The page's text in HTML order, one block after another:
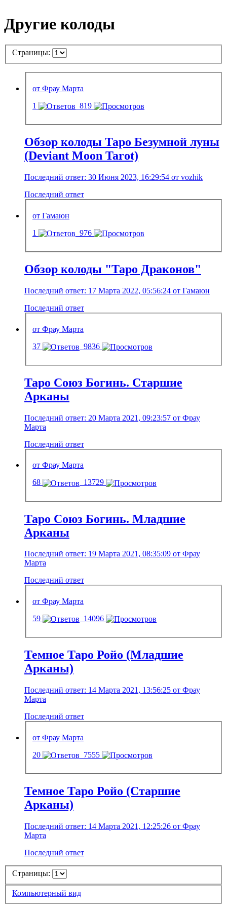
Другие колоды
Страницы:
от Фрау Марта
1
819
Обзор колоды Таро Безумной луны
(Deviant Moon Tarot)
Последний ответ: 30 Июня 2023, 16:29:54 от vozhik
Последний ответ
от Гамаюн
1
976
Обзор колоды "Таро Драконов"
Последний ответ: 17 Марта 2022, 05:56:24 от Гамаюн
Последний ответ
от Фрау Марта
37
9836
Таро Союз Богинь. Старшие
Арканы
Последний ответ: 20 Марта 2021, 09:23:57 от Фрау
Марта
Последний ответ
от Фрау Марта
68
13729
Таро Союз Богинь. Младшие
Арканы
Последний ответ: 19 Марта 2021, 08:35:09 от Фрау
Марта
Последний ответ
от Фрау Марта
59
14096
Темное Таро Ройо (Младшие
Арканы)
Последний ответ: 14 Марта 2021, 13:56:25 от Фрау
Марта
Последний ответ
от Фрау Марта
20
7555
Темное Таро Ройо (Старшие
Арканы)
Последний ответ: 14 Марта 2021, 12:25:26 от Фрау
Марта
Последний ответ
Страницы:
Компьютерный вид